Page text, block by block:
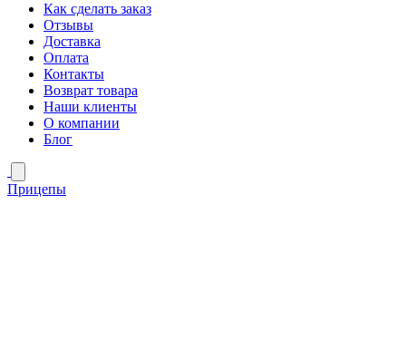
Как сделать заказ
Отзывы
Доставка
Оплата
Контакты
Возврат товара
Наши клиенты
О компании
Блог
Прицепы